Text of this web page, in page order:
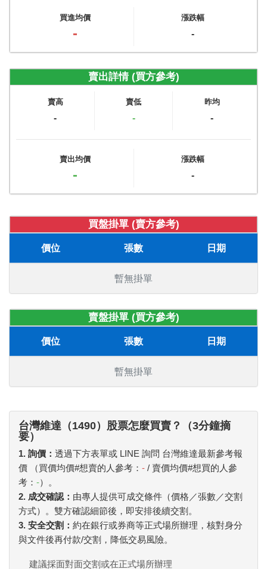
買進均價
-
漲跌幅
-
賣出詳情 (買方參考)
賣高
-
賣低
-
昨均
-
賣出均價
-
漲跌幅
-
買盤掛單 (賣方參考)
價位 張數 日期
暫無掛單
賣盤掛單 (買方參考)
價位 張數 日期
暫無掛單
台灣維達（1490）股票怎麼買賣？（3分鐘摘
要）
1. 詢價： 透過下方表單或 LINE 詢問 台灣維達最新參考報
價 （買價均價#想賣的人參考： - / 賣價均價#想買的人參
考： -）。
2. 成交確認： 由專人提供可成交條件（價格／張數／交割
方式）。雙方確認細節後，即安排後續交割。
3. 安全交割： 約在銀行或券商等正式場所辦理，核對身分
與文件後再付款/交割，降低交易風險。
建議採面對面交割或在正式場所辦理